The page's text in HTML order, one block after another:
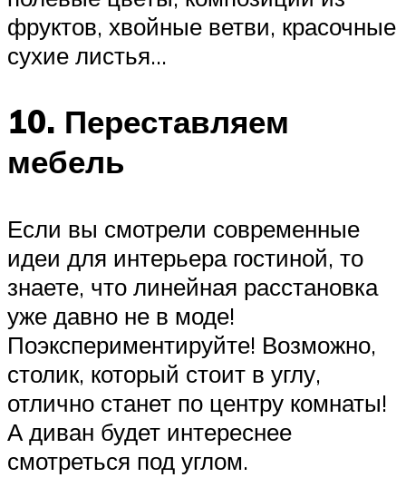
фруктов, хвойные ветви, красочные
сухие листья…
10. Переставляем
мебель
Если вы смотрели современные
идеи для интерьера гостиной, то
знаете, что линейная расстановка
уже давно не в моде!
Поэкспериментируйте! Возможно,
столик, который стоит в углу,
отлично станет по центру комнаты!
А диван будет интереснее
смотреться под углом.